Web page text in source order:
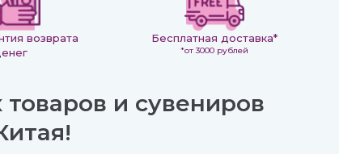
возврата
Бесплатная доставка*
*от 3000 рублей
и сувениров